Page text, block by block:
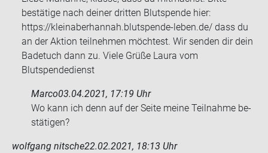
bestätige nach deiner dritten Blutspende hier:
https://kleinaberhannah.blutspende-leben.de/ dass du
an der Aktion teilnehmen möchtest. Wir senden dir dein
Badetuch dann zu. Viele Grüße Laura vom
Blutspendedienst
Marco03.04.2021, 17:19 Uhr
Wo kann ich denn auf der Seite meine Teil­nah­me be­
stä­ti­gen?
wolfgang nitsche22.02.2021, 18:13 Uhr